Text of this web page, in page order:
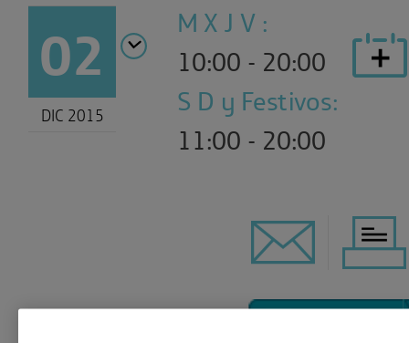
02
DIC 2015
M X J V :
10:00 - 20:00
S D y Festivos:
11:00 - 20:00